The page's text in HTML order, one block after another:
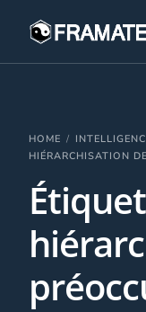
HOME
HIÉRARCHISATION
Formations
Performance
Stratégies